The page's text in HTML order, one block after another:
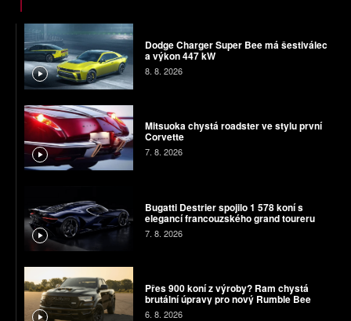
Dodge Charger Super Bee má šestiválec
a výkon 447 kW
8. 8. 2026
Mitsuoka chystá roadster ve stylu první
Corvette
7. 8. 2026
Bugatti Destrier spojilo 1 578 koní s
elegancí francouzského grand toureru
7. 8. 2026
Přes 900 koní z výroby? Ram chystá
brutální úpravy pro nový Rumble Bee
6. 8. 2026